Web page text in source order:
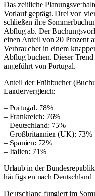
Das zeitliche
Vorlauf geprägt. Drei von
schließen ihre
Abflug ab. Der
einen Anteil von 20 Prozent
Verbraucher in einem
Abflug buchen. Dieser
angeführt von Portugal.
Anteil der Frühbucher
Ländervergleich:
– Portugal: 78%
– Frankreich: 76%
– Deutschland: 75%
– Großbritannien (UK): 73%
– Spanien: 72%
– Italien: 71%
Urlaub in der
häufigsten nach Deutschland
Deutschland fungiert im